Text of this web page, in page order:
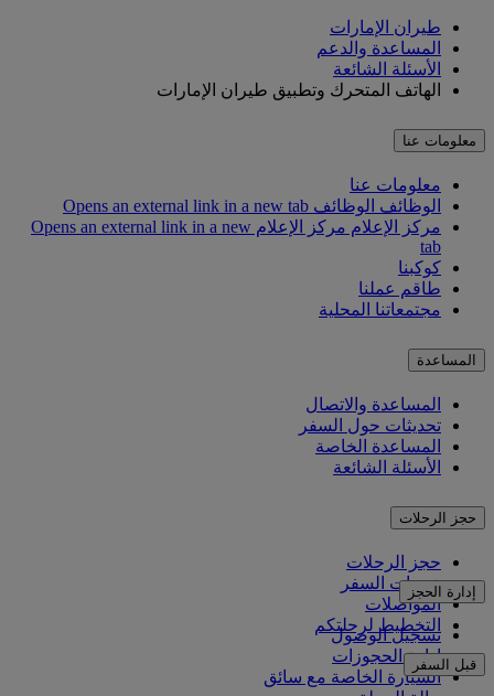
طيران الإمارات
المساعدة والدعم
الأسئلة الشائعة
الهاتف المتحرك وتطبيق طيران الإمارات
معلومات عنا
معلومات عنا
الوظائف الوظائف Opens an external link in a new tab
مركز الإعلام
مركز الإعلام Opens an external link in a new
tab
كوكبنا
طاقم عملنا
مجتمعاتنا المحلية
المساعدة
المساعدة والاتصال
تحديثات حول السفر
المساعدة الخاصة
الأسئلة الشائعة
حجز الرحلات
حجز الرحلات
خدمات السفر
المواصلات
التخطيط لرحلتكم
إدارة الحجز
تسجيل الوصول
إدارة الحجوزات
السيارة الخاصة مع سائق
قبل السفر